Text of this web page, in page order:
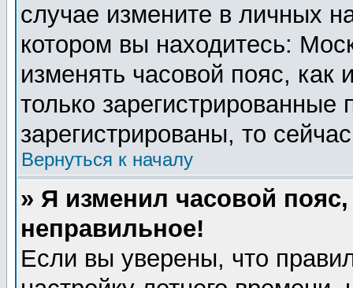
случае измените в личных
котором вы находитесь:
изменять часовой пояс, как
только
зарегистрированы, то
Вернуться к началу
» Я изменил часовой
неправильное!
Если вы уверены, что